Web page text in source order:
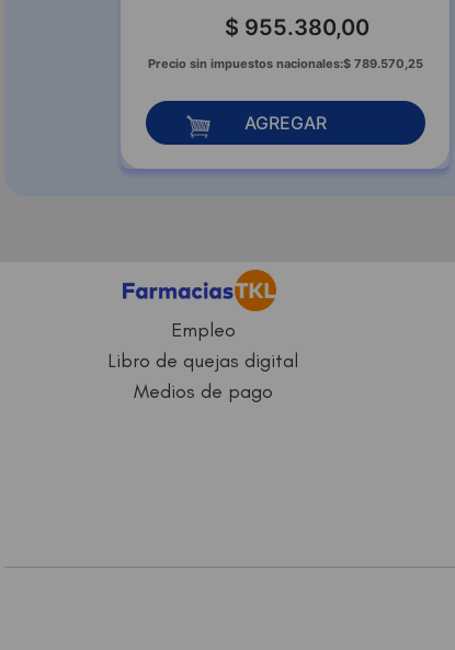
$ 955.380,00
Precio sin impuestos nacionales:$ 789.570,25
AGREGAR
Empleo
Libro de quejas digital
Medios de pago